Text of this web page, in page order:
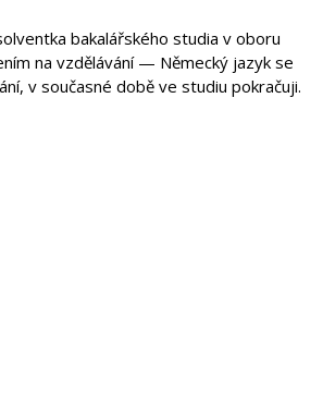
bakalářského studia v oboru
na vzdělávání — Německý jazyk se
v současné době ve studiu pokračuji.